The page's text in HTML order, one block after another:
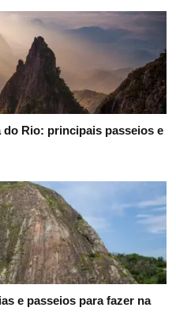
do Rio: principais passeios e
e passeios para fazer na